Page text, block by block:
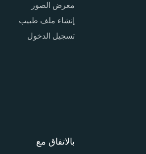
معرض الصور
إنشاء ملف طبيب
تسجيل الدخول
بالاتفاق مع